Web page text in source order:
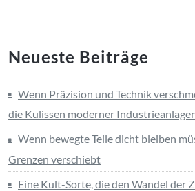
Neueste Beiträge
Wenn Präzision und Technik
die Kulissen moderner
Wenn bewegte Teile dicht bleiben
Grenzen verschiebt
Eine Kult-Sorte, die den Wandel der